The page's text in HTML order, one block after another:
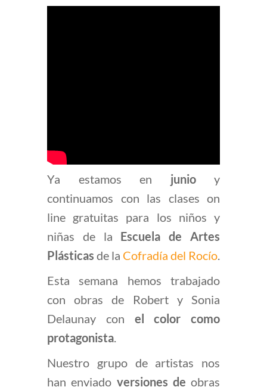
Ya estamos en junioy
continuamos con las clases on
line gratuitas para los niños y
niñas de la Escuela de Artes
Plásticas de la Cofradía del Rocío.
Esta semana hemos trabajado
con obras de Robert y Sonia
Delaunay con el color como
protagonista.
Nuestro grupo de artistas nos
han enviado versiones de obras